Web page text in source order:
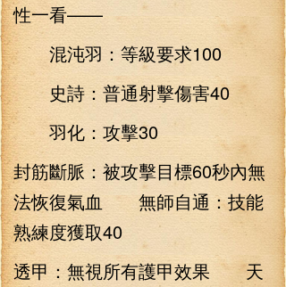
性一看——
混沌羽：等級要求100
史詩：普通射擊傷害40
羽化：攻擊30
封筋斷脈：被攻擊目標60秒內無
法恢復氣血 無師自通：技能
熟練度獲取40
透甲：無視所有護甲效果 天